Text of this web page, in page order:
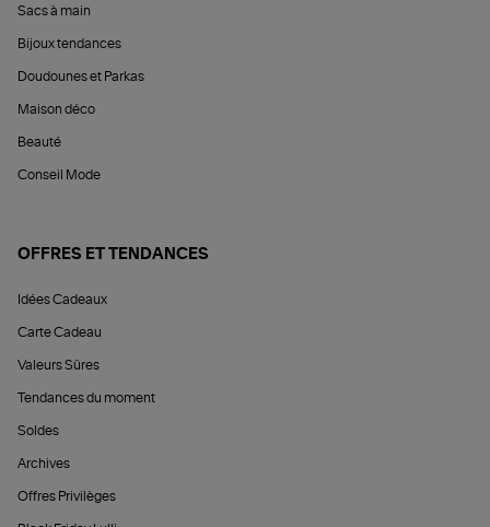
Sacs à main
Bijoux tendances
Doudounes et Parkas
Maison déco
Beauté
Conseil Mode
OFFRES ET TENDANCES
Idées Cadeaux
Carte Cadeau
Valeurs Sûres
Tendances du moment
Soldes
Archives
Offres Privilèges